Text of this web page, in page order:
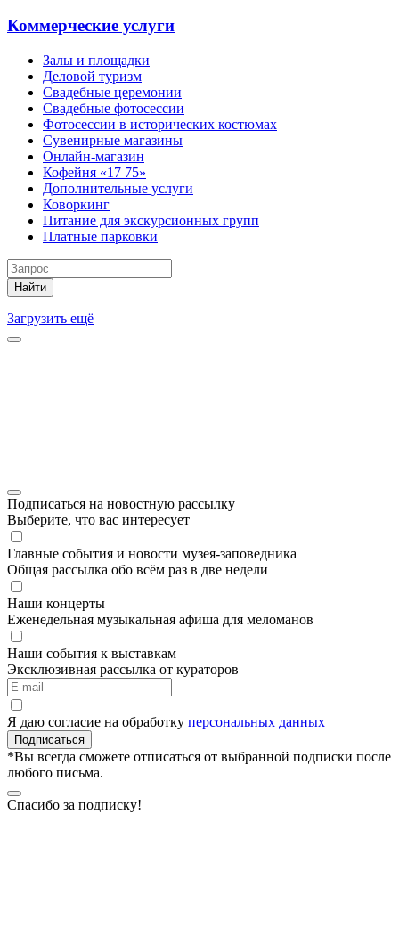
Коммерческие услуги
Залы и площадки
Деловой туризм
Свадебные церемонии
Свадебные фотосессии
Фотосессии в исторических костюмах
Сувенирные магазины
Онлайн-магазин
Кофейня «17 75»
Дополнительные услуги
Коворкинг
Питание для экскурсионных групп
Платные парковки
Найти
Загрузить ещё
Подписаться на новостную рассылку
Выберите, что вас интересует
Главные события и новости музея-заповедника
Общая рассылка обо всём раз в две недели
Наши концерты
Еженедельная музыкальная афиша для меломанов
Наши события к выставкам
Эксклюзивная рассылка от кураторов
Я даю согласие на обработку персональных данных
Подписаться
*Вы всегда сможете отписаться от выбранной подписки после
любого письма.
Спасибо за подписку!